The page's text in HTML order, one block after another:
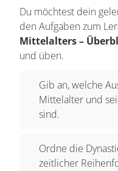
Du möchtest dein
den Aufgaben zum
Mittelalters –
und üben.
Gib an, welche
Mittelalter und
sind.
Ordne die
zeitlicher